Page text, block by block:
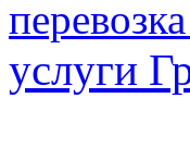
услуги